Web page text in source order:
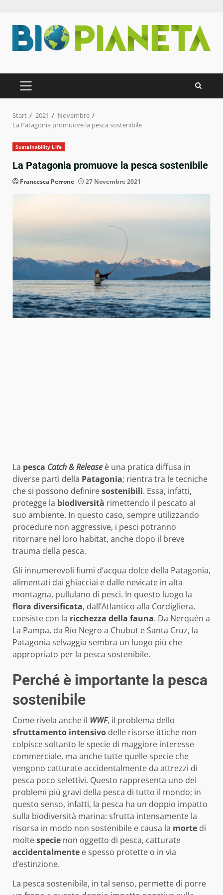
Inhalt
springen
PRIMÄRES
MENÜ
Start 2021
Novembre
La Patagonia promuove la pesca sostenibile
Sustainability Life
La Patagonia promuove la pesca sostenibile
Francesca Perrone 27 Novembre 2021
La pesca Catch & Release è una pratica diffusa in
diverse parti della Patagonia; rientra tra le tecniche
che si possono definiresostenibili. Essa, infatti,
protegge la biodiversità rimettendo il pescato al
suo ambiente. In questo caso, sempre utilizzando
procedure non aggressive, i pesci potranno
ritornare nel loro habitat, anche dopo il breve
trauma della pesca.
Gli innumerevoli fiumi d’acqua dolce della Patagonia,
alimentati dai ghiacciai e dalle nevicate in alta
montagna, pullulano di pesci. In questo luogo la
flora diversificata, dall’Atlantico alla Cordigliera,
coesiste con la ricchezza della fauna. Da Nerquén a
La Pampa, da Río Negro a Chubut e Santa Cruz, la
Patagonia selvaggia sembra un luogo più che
appropriato per la pesca sostenibile.
Perché è importante la pesca
sostenibile
Come rivela anche il WWF, il problema dello
sfruttamento intensivo delle risorse ittiche non
colpisce soltanto le specie di maggiore interesse
commerciale, ma anche tutte quelle specie che
vengono catturate accidentalmente da attrezzi di
pesca poco selettivi. Questo rappresenta uno dei
problemi più gravi della pesca di tutto il mondo; in
questo senso, infatti, la pesca ha un doppio impatto
sulla biodiversità marina: sfrutta intensamente la
risorsa in modo non sostenibile e causa la morte di
moltespecie non oggetto di pesca, catturate
accidentalmente e spesso protette o in via
d’estinzione.
La pesca sostenibile, in tal senso, permette di porre